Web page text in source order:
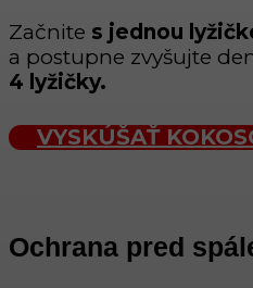
Začnite s jednou
a postupne zvyšujte
4 lyžičky.
VYSKÚŠAŤ
Ochrana pred